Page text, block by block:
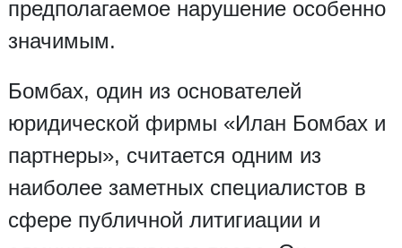
предполагаемое нарушение особенно
значимым.
Бомбах, один из основателей
юридической фирмы «Илан Бомбах и
партнеры», считается одним из
наиболее заметных специалистов в
сфере публичной литигиации и